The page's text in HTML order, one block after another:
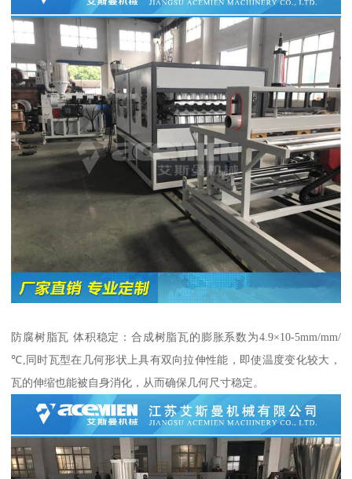
防腐树脂瓦 体积稳定：合成树脂瓦的膨胀系数为4.9×10-5mm/mm/
℃,同时瓦型在几何形状上具有双向拉伸性能，即使温度变化较大，
瓦的伸缩也能被自身消化，从而确保几何尺寸稳定。